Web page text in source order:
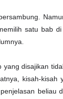
N
satu bab
disajikan
kisah-kisah
beliau